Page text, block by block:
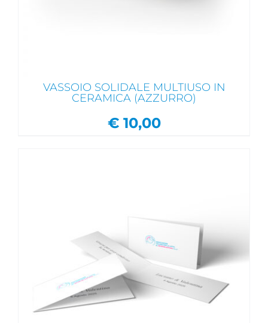
VASSOIO SOLIDALE MULTIUSO IN
CERAMICA (AZZURRO)
€10,00